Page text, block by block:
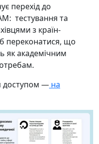
перехід до
тестування та
з країн-
переконатися, що
як академічним
доступом — на